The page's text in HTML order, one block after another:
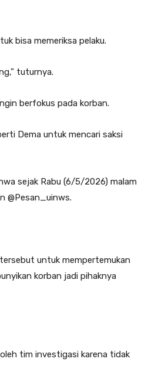
bisa memeriksa pelaku.
tuturnya.
berfokus pada korban.
Dema untuk mencari saksi
sejak Rabu (6/5/2026) malam
@Pesan_uinws.
untuk mempertemukan
korban jadi pihaknya
tim investigasi karena tidak